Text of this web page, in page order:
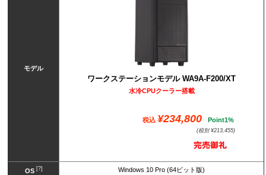
モデル
ワークステーションモデル WA9A-F200/XT
水冷CPUクーラー搭載
税込 ¥234,800 Point1%
(税別 ¥213,455)
OS[?] Windows 10 Pro (64ビット版)